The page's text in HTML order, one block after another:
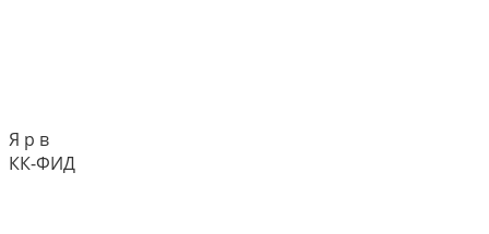
Я р в
КК-ФИД